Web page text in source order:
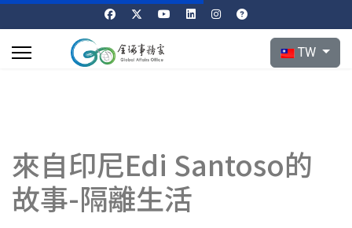
選擇你的語言
TW
來自印尼Edi Santoso的
故事-隔離生活